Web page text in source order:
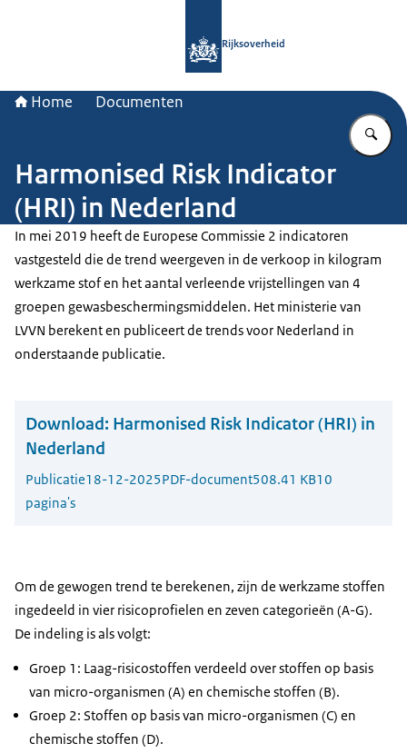
Rijksoverheid
Home Documenten
Harmonised Risk Indicator
(HRI) in Nederland
In mei 2019 heeft de Europese Commissie 2 indicatoren
vastgesteld die de trend weergeven in de verkoop in kilogram
werkzame stof en het aantal verleende vrijstellingen van 4
groepen gewasbeschermingsmiddelen. Het ministerie van
LVVN berekent en publiceert de trends voor Nederland in
onderstaande publicatie.
Download: Harmonised Risk Indicator (HRI) in
Nederland
Publicatie18-12-2025PDF-document508.41 KB10
pagina's
Om de gewogen trend te berekenen, zijn de werkzame stoffen
ingedeeld in vier risicoprofielen en zeven categorieën (A-G).
De indeling is als volgt:
Groep 1: Laag-risicostoffen verdeeld over stoffen op basis
van micro-organismen (A) en chemische stoffen (B).
Groep 2: Stoffen op basis van micro-organismen (C) en
chemische stoffen (D).